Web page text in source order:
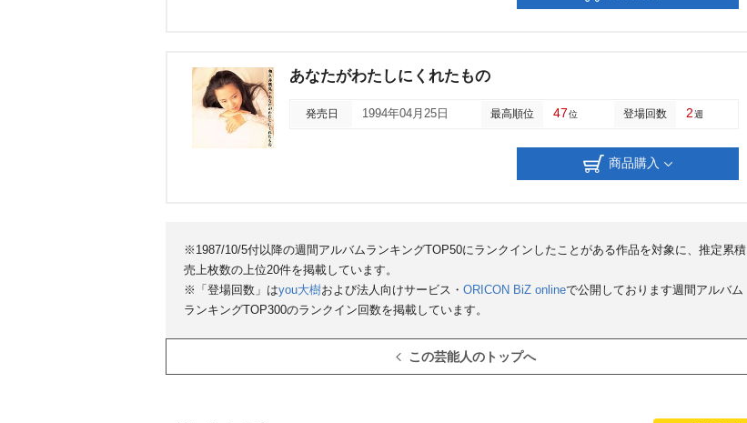
あなたがわたしにくれたもの
発売日 1994年04月25日 最高順位 47位 登場回数 2週
商品購入
※1987/10/5付以降の週間アルバムランキングTOP50にランクインしたことがある作品を対象に、推定累積
売上枚数の上位20件を掲載しています。
※「登場回数」はyou大樹および法人向けサービス・ ORICON BiZ onlineで公開しております週間アルバム
ランキングTOP300のランクイン回数を掲載しています。
この芸能人のトップへ